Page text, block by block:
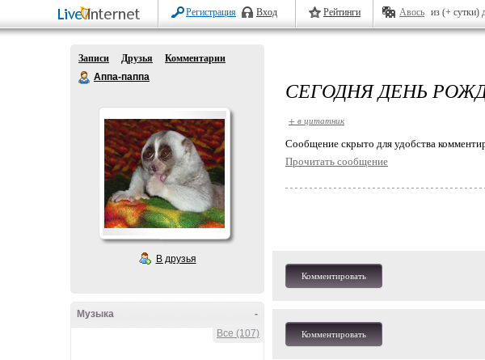
Регистрация Вход Рейтинги Авось из (+ сутки)
Записи Друзья
Комментарии
Аппа-паппа
В друзья
-
Музыка
Все (107)
СЕГОДНЯ ДЕНЬ
+ в цитатник
Cообщение скрыто для удобства
Прочитать сообщение
Комментировать
Комментировать